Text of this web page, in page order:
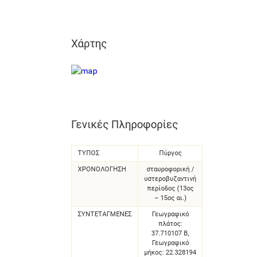
Χάρτης
Γενικές Πληροφορίες
ΤΥΠΟΣ Πύργος
ΧΡΟΝΟΛΌΓΗΣΗ
σταυροφορική /
υστεροβυζαντινή
περίοδος (13ος
– 15ος αι.)
ΣΥΝΤΕΤΑΓΜΈΝΕΣ
Γεωγραφικό
πλάτος:
37.710107 Β,
Γεωγραφικό
μήκος: 22.328194